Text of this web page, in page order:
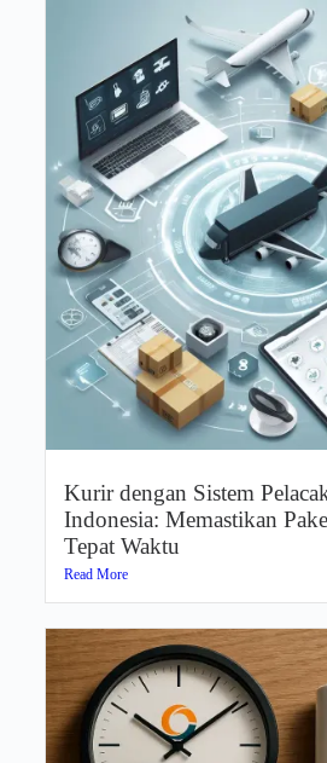
Kurir dengan Sistem
Indonesia: Memastikan
Tepat Waktu
Read More